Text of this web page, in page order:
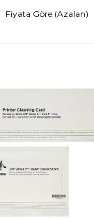
Fiyata Göre (Azalan)